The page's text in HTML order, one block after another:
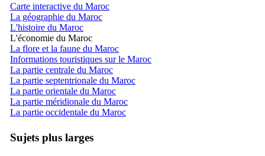
Carte interactive du Maroc
La géographie du Maroc
L'histoire du Maroc
L'économie du Maroc
La flore et la faune du Maroc
Informations touristiques sur le Maroc
La partie centrale du Maroc
La partie septentrionale du Maroc
La partie orientale du Maroc
La partie méridionale du Maroc
La partie occidentale du Maroc
Sujets plus larges